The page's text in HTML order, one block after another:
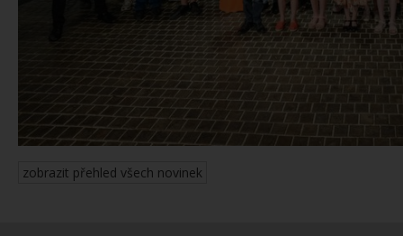
zobrazit přehled všech novinek